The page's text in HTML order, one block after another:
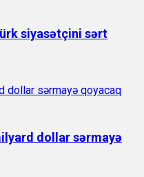
siyasətçini sərt
dollar sərmayə